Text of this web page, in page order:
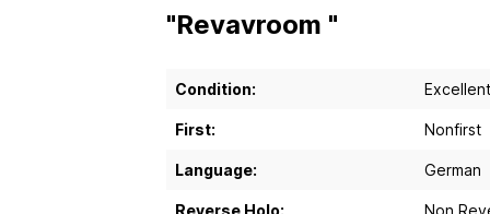
"Revavroom "
Condition: Excellent
First: Nonfirst
Language: German
Reverse Holo: Non